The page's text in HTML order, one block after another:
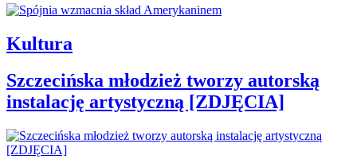
Kultura
Szczecińska młodzież tworzy autorską
instalację artystyczną [ZDJĘCIA]